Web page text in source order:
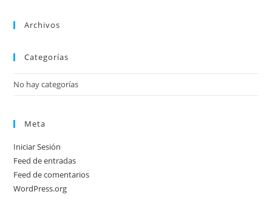
Archivos
Categorías
No hay categorías
Meta
Iniciar Sesión
Feed de entradas
Feed de comentarios
WordPress.org